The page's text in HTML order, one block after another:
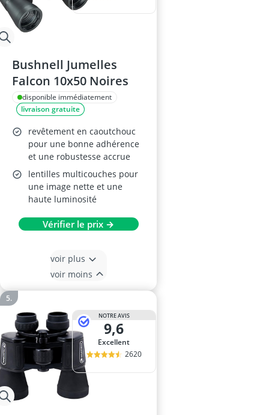
Bushnell Jumelles
Falcon 10x50 Noires
disponible immédiatement
livraison gratuite
revêtement en caoutchouc
pour une bonne adhérence
et une robustesse accrue
lentilles multicouches pour
une image nette et une
haute luminosité
Vérifier le prix →
voir plus
voir moins
NOTRE AVIS
9,6
Excellent
2620